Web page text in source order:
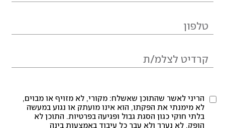
הריני לאשר שהתוכן שאשלח: מקורי, לא מזויף או מבוים,
לא מימנתי את הפקתו, הוא אינו מועתק או נגוע במעשה
בלתי חוקי כגון הסגת גבול ופגיעה בפרטיות. התוכן לא
הופק, לא נערך ולא עבר כל עיבוד באמצעות בינה